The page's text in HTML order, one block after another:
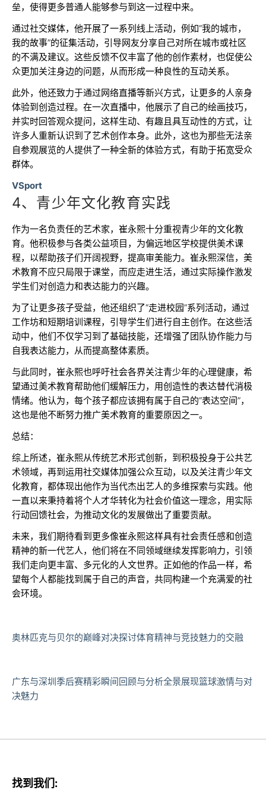
垒，使得更多普通人能够参与到这一过程中来。
通过社交媒体，他开展了一系列线上活动，例如“我的城市，
我的故事”的征集活动，引导网友分享自己对所在城市或社区
的不满及建议。这些反馈不仅丰富了他的创作素材，也促使公
众更加关注身边的问题，从而形成一种良性的互动关系。
此外，他还致力于通过网络直播等新兴方式，让更多的人亲身
体验到创造过程。在一次直播中，他展示了自己的绘画技巧，
并实时回答观众提问，这样生动、有趣且具互动性的方式，让
许多人重新认识到了艺术创作本身。此外，这也为那些无法亲
自参观展览的人提供了一种全新的体验方式，有助于拓宽受众
群体。
VSport
4、青少年文化教育实践
作为一名负责任的艺术家，崔永熙十分重视青少年的文化教
育。他积极参与各类公益项目，为偏远地区学校提供美术课
程，以帮助孩子们开阔视野，提高审美能力。崔永熙深信，美
术教育不应只局限于课堂，而应走进生活，通过实际操作激发
学生们对创造力和表达能力的兴趣。
为了让更多孩子受益，他还组织了“走进校园”系列活动，通过
工作坊和短期培训课程，引导学生们进行自主创作。在这些活
动中，他们不仅学习到了基础技能，还增强了团队协作能力与
自我表达能力，从而提高整体素质。
与此同时，崔永熙也呼吁社会各界关注青少年的心理健康，希
望通过美术教育帮助他们缓解压力，用创造性的表达替代消极
情绪。他认为，每个孩子都应该拥有属于自己的“表达空间”，
这也是他不断努力推广美术教育的重要原因之一。
总结：
综上所述，崔永熙从传统艺术形式创新，到积极投身于公共艺
术领域，再到运用社交媒体加强公众互动，以及关注青少年文
化教育，都体现出他作为当代杰出艺人的多维探索与实践。他
一直以来秉持着将个人才华转化为社会价值这一理念，用实际
行动回馈社会，为推动文化的发展做出了重要贡献。
未来，我们期待看到更多像崔永熙这样具有社会责任感和创造
精神的新一代艺人，他们将在不同领域继续发挥影响力，引领
我们走向更丰富、多元化的人文世界。正如他的作品一样，希
望每个人都能找到属于自己的声音，共同构建一个充满爱的社
会环境。
奥林匹克与贝尔的巅峰对决探讨体育精神与竞技魅力的交融
广东与深圳季后赛精彩瞬间回顾与分析全景展现篮球激情与对
决魅力
找到我们: